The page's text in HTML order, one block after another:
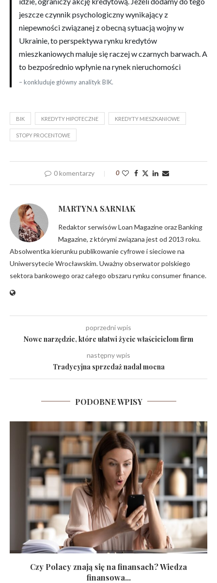
jeszcze czynnik psychologiczny wynikający z
niepewności związanej z obecną sytuacją wojny w
Ukrainie, to perspektywa rynku kredytów
mieszkaniowych maluje się raczej w czarnych barwach. A
to bezpośrednio wpłynie na rynek nieruchomości
– konkluduje główny analityk BIK.
BIK KREDYTY HIPOTECZNE KREDYTY MIESZKANIOWE
STOPY PROCENTOWE
0 komentarzy 0
MARTYNA SARNIAK
Redaktor serwisów Loan Magazine oraz Banking
Magazine, z którymi związana jest od 2013 roku.
Absolwentka kierunku publikowanie cyfrowe i sieciowe na
Uniwersytecie Wrocławskim. Uważny obserwator polskiego
sektora bankowego oraz całego obszaru rynku consumer finance.
poprzedni wpis
Nowe narzędzie, które ułatwi życie właścicielom firm
następny wpis
Tradycyjna sprzedaż nadal mocna
PODOBNE WPISY
Czy Polacy znają się na finansach? Wiedza
finansowa...